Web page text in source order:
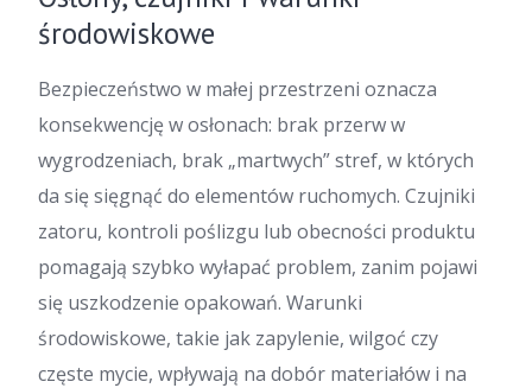
środowiskowe
Bezpieczeństwo w małej przestrzeni oznacza
konsekwencję w osłonach: brak przerw w
wygrodzeniach, brak „martwych” stref, w których
da się sięgnąć do elementów ruchomych. Czujniki
zatoru, kontroli poślizgu lub obecności produktu
pomagają szybko wyłapać problem, zanim pojawi
się uszkodzenie opakowań. Warunki
środowiskowe, takie jak zapylenie, wilgoć czy
częste mycie, wpływają na dobór materiałów i na